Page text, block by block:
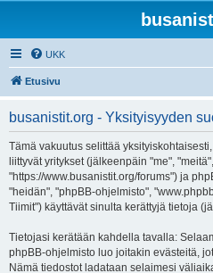
UKK
Etusivu
busanistit.org - Yksityisyyden
Tämä vakuutus selittää
liittyvät yritykset (jälkeenpäin "me",
"https://www.busanistit.org/forums") ja
"heidän", "phpBB-ohjelmisto",
Tiimit") käyttävät sinulta kerättyjä tietoja
Tietojasi kerätään kahdella tavalla:
phpBB-ohjelmisto luo joitakin evästeitä,
Nämä tiedostot ladataan selaimesi